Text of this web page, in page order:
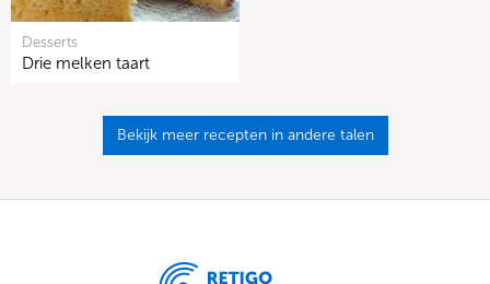
Desserts
Drie melken taart
Bekijk meer recepten in andere talen